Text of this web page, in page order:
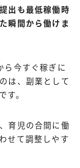
出も最低稼働時
瞬間から働けま
ら今すぐ稼ぎに
は、副業として
す。
育児の合間に働
せて調整しやす